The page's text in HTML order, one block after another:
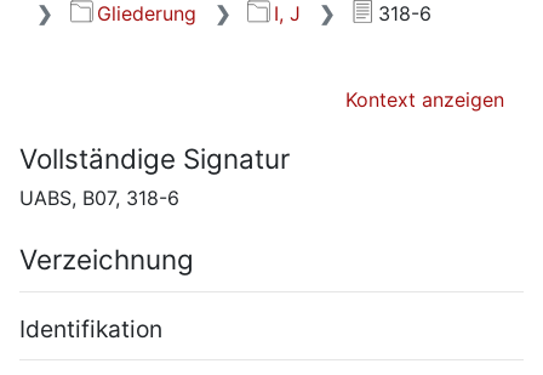
Gliederung
I, J 318-6
Kontext anzeigen
Vollständige Signatur
UABS, B07, 318-6
Verzeichnung
Identifikation